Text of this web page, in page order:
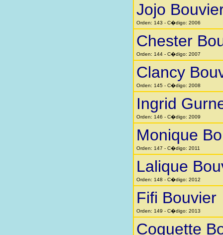
Jojo
Orden: 143 - C�digo: 2006
Chester
Orden: 144 - C�digo: 2007
Clancy
Orden: 145 - C�digo: 2008
Ingrid
Orden: 146 - C�digo: 2009
Monique
Orden: 147 - C�digo: 2011
Lalique
Orden: 148 - C�digo: 2012
Fifi Bouvier
Orden: 149 - C�digo: 2013
Coquette